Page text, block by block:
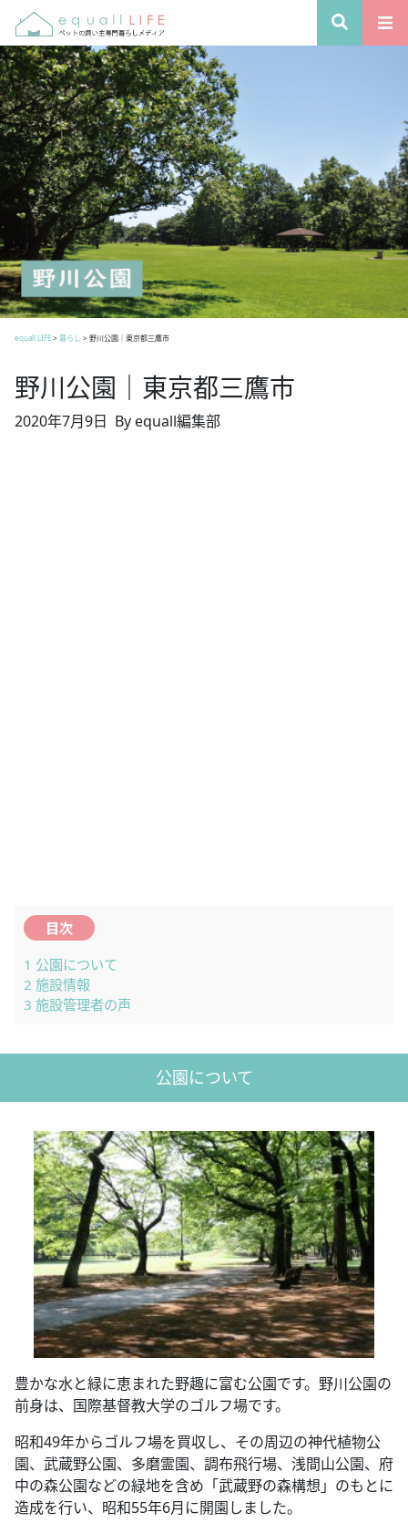
equall LIFE> 暮らし > 野川公園｜東京都三鷹市
野川公園｜東京都三鷹市
2020年7月9日 By equall編集部
目次
1 公園について
2 施設情報
3 施設管理者の声
公園について
豊かな水と緑に恵まれた野趣に富む公園です。野川公園の
前身は、国際基督教大学のゴルフ場です。
昭和49年からゴルフ場を買収し、その周辺の神代植物公
園、武蔵野公園、多磨霊園、調布飛行場、浅間山公園、府
中の森公園などの緑地を含め「武蔵野の森構想」のもとに
造成を行い、昭和55年6月に開園しました。